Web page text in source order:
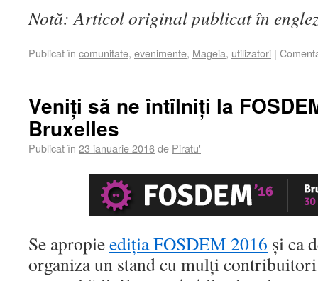
Notă: Articol original publicat în
Publicat în comunitate, evenimente, Mageia, utilizatori |
Veniți să ne întîlniți la
Bruxelles
Publicat în 23 ianuarie 2016de Piratu'
Se apropieediția FOSDEM 2016 și ca
organiza un stand cu mulți